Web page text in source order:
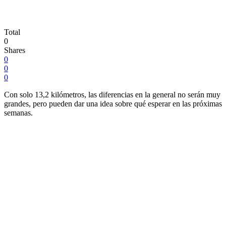
Total
0
Shares
0
0
0
Con solo 13,2 kilómetros, las diferencias en la general no serán muy
grandes, pero pueden dar una idea sobre qué esperar en las próximas
semanas.